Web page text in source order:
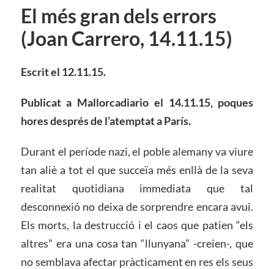
El més gran dels errors
(Joan Carrero, 14.11.15)
Escrit el 12.11.15.
Publicat a Mallorcadiario el 14.11.15, poques
hores després de l’atemptat a París.
Durant el període nazi, el poble alemany va viure
tan aliè a tot el que succeïa més enllà de la seva
realitat quotidiana immediata que tal
desconnexió no deixa de sorprendre encara avui.
Els morts, la destrucció i el caos que patien “els
altres” era una cosa tan “llunyana” -creien-, que
no semblava afectar pràcticament en res els seus